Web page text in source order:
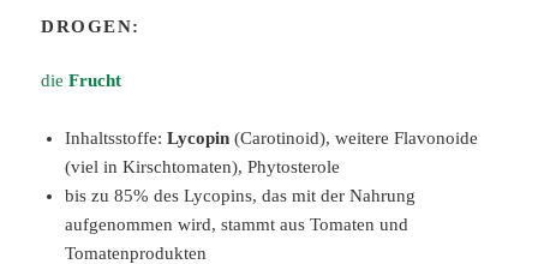
DROGEN:
dieFrucht
Inhaltsstoffe:Lycopin (Carotinoid), weitere Flavonoide
(viel in Kirschtomaten), Phytosterole
bis zu 85% des Lycopins, das mit der Nahrung
aufgenommen wird, stammt aus Tomaten und
Tomatenprodukten